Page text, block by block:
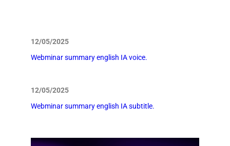
12/05/2025
Webminar summary english IA voice.
12/05/2025
Webminar summary english IA subtitle.